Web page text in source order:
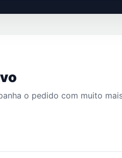
o pedido com muito